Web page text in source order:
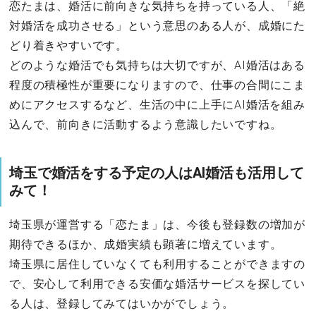
恋たまは、婚活に前向きな気持ちを持っている人、「絶
対婚活を成功させる」という意思のある人が、成婚にた
どり着きやすいです。
どのような婚活でも気持ちは大切ですが、AI婚活はある
程度の積極性が重要になりますので、仕事の合間にこま
めにアクセスするなど、生活の中に上手にAI婚活を組み
込んで、前向きに活動するよう意識したいですね。
埼玉で婚活をする予定の人はAI婚活も活用して
みて！
埼玉県が運営する「恋たま」は、今後も登録数の増加が
期待できるほか、成婚実績も顕著に増えています。
埼玉県に居住していなくても利用することができますの
で、安心して利用できる安価な婚活サービスを探してい
る人は、登録してみてはいかがでしょう。